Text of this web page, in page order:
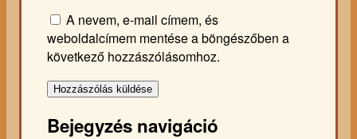
A nevem, e-mail címem, és
weboldalcímem mentése a böngészőben a
következő hozzászólásomhoz.
Bejegyzés navigáció